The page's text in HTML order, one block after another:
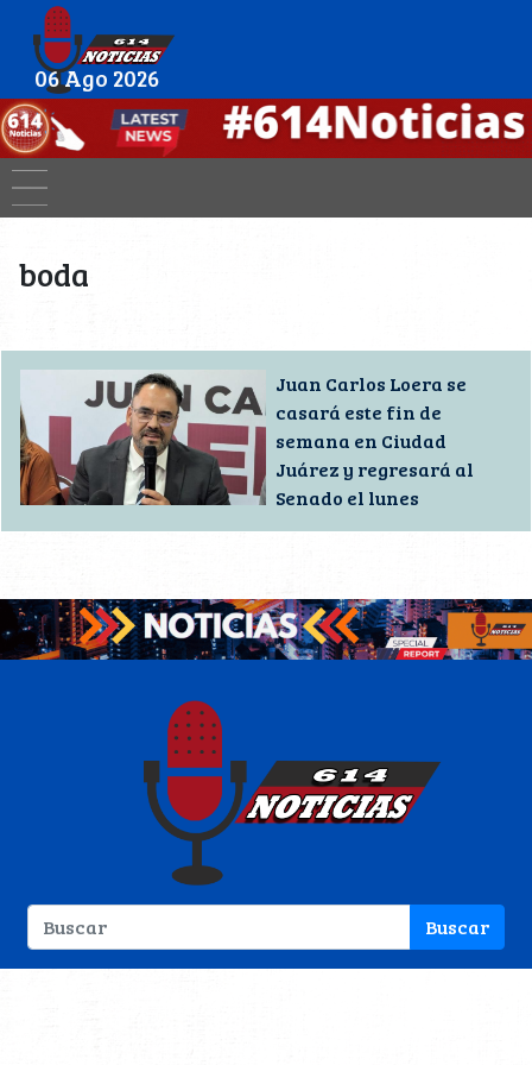
06 Ago 2026
boda
Juan Carlos Loera se
casará este fin de
semana en Ciudad
Juárez y regresará al
Senado el lunes